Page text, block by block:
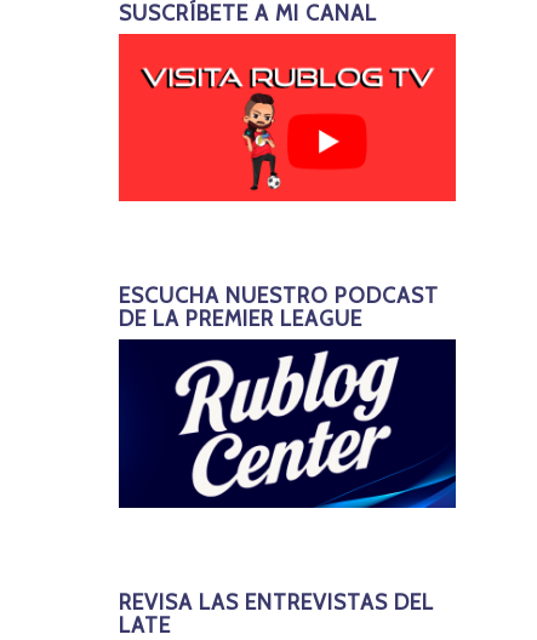
SUSCRÍBETE A MI CANAL
ESCUCHA NUESTRO PODCAST
DE LA PREMIER LEAGUE
REVISA LAS ENTREVISTAS DEL
LATE